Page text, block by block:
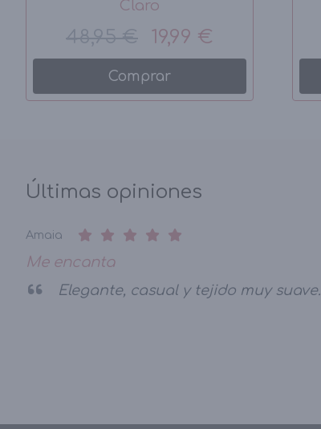
Claro
48,95 € 19,99 €
Comprar
Últimas opiniones
Amaia
Me encanta
Elegante, casual y tejido muy suave.